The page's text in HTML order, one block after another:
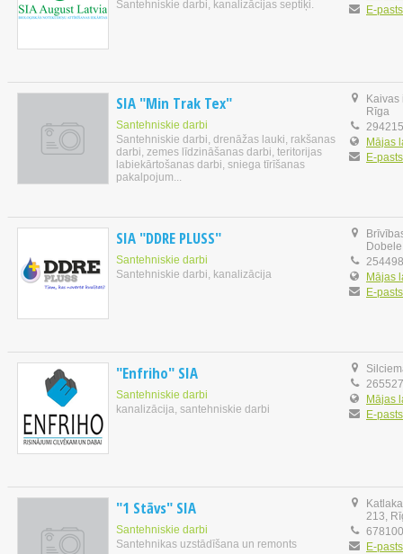
Santehniskie darbi, kanalizācijas septiķi.
E-pasts
SIA "Min Trak Tex"
Santehniskie darbi
Santehniskie darbi, drenāžas lauki, rakšanas
darbi, zemes līdzināšanas darbi, teritorijas
labiekārtošanas darbi, sniega tīrīšanas
pakalpojum...
Rīga
Mājas
E-pasts
SIA "DDRE PLUSS"
Santehniskie darbi
Santehniskie darbi, kanalizācija
Dobele
Mājas
E-pasts
"Enfriho" SIA
Santehniskie darbi
kanalizācija, santehniskie darbi
Mājas
E-pasts
"1 Stāvs" SIA
Santehniskie darbi
Santehnikas uzstādīšana un remonts
213,
E-pasts